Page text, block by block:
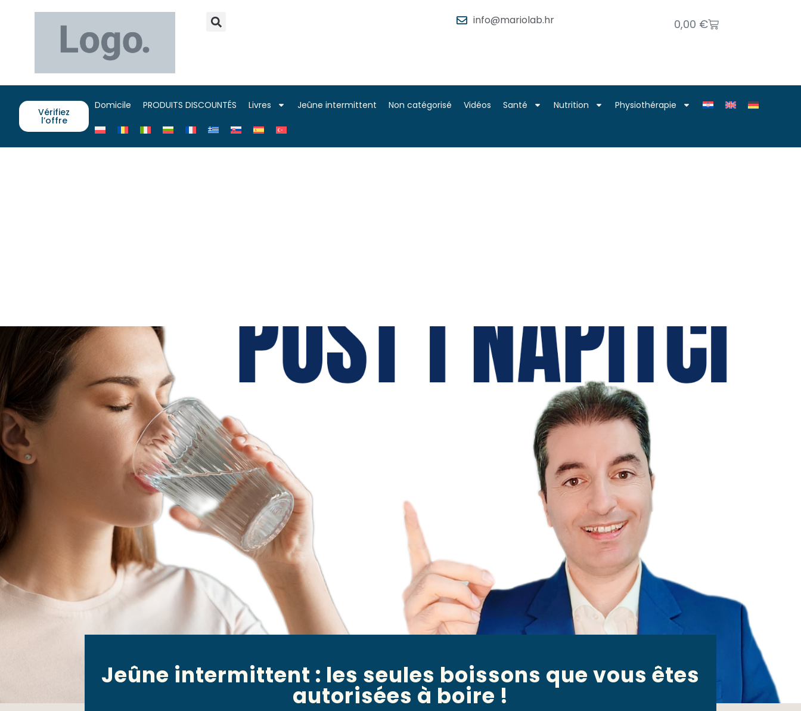
info@mariolab.hr 0,00 €
Vérifiez
l’offre
Domicile PRODUITS DISCOUNTÉS Livres Jeûne intermittent Non catégorisé Vidéos Santé Nutrition Physiothérapie
Jeûne intermittent : les seules boissons que vous êtes
autorisées à boire !